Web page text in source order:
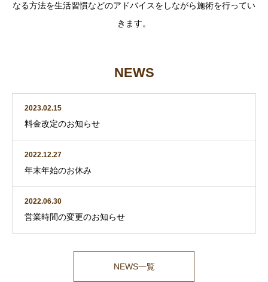
なる方法を生活習慣などのアドバイスをしながら施術を行ってい
きます。
NEWS
2023.02.15
料金改定のお知らせ
2022.12.27
年末年始のお休み
2022.06.30
営業時間の変更のお知らせ
NEWS一覧